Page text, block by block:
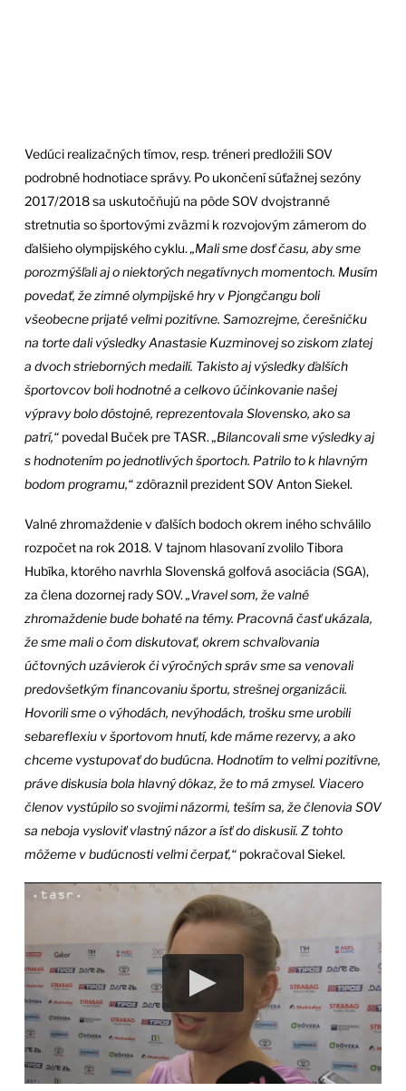
Vedúci realizačných tímov, resp. tréneri predložili SOV
podrobné hodnotiace správy. Po ukončení súťažnej sezóny
2017/2018 sa uskutočňujú na pôde SOV dvojstranné
stretnutia so športovými zväzmi k rozvojovým zámerom do
ďalšieho olympijského cyklu. „Mali sme dosť času, aby sme
porozmýšľali aj o niektorých negatívnych momentoch. Musím
povedať, že zimné olympijské hry v Pjongčangu boli
všeobecne prijaté veľmi pozitívne. Samozrejme, čerešničku
na torte dali výsledky Anastasie Kuzminovej so ziskom zlatej
a dvoch strieborných medailí. Takisto aj výsledky ďalších
športovcov boli hodnotné a celkovo účinkovanie našej
výpravy bolo dôstojné, reprezentovala Slovensko, ako sa
patrí,“povedal Buček pre TASR. „Bilancovali sme výsledky aj
s hodnotením po jednotlivých športoch. Patrilo to k hlavným
bodom programu,“zdôraznil prezident SOV Anton Siekel.
Valné zhromaždenie v ďalších bodoch okrem iného schválilo
rozpočet na rok 2018. V tajnom hlasovaní zvolilo Tibora
Hubíka, ktorého navrhla Slovenská golfová asociácia (SGA),
za člena dozornej rady SOV. „Vravel som, že valné
zhromaždenie bude bohaté na témy. Pracovná časť ukázala,
že sme mali o čom diskutovať, okrem schvaľovania
účtovných uzávierok či výročných správ sme sa venovali
predovšetkým financovaniu športu, strešnej organizácii.
Hovorili sme o výhodách, nevýhodách, trošku sme urobili
sebareflexiu v športovom hnutí, kde máme rezervy, a ako
chceme vystupovať do budúcna. Hodnotím to veľmi pozitívne,
práve diskusia bola hlavný dôkaz, že to má zmysel. Viacero
členov vystúpilo so svojimi názormi, teším sa, že členovia SOV
sa neboja vysloviť vlastný názor a ísť do diskusií. Z tohto
môžeme v budúcnosti veľmi čerpať,“pokračoval Siekel.